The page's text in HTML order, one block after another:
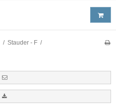
/ Stauder - F /